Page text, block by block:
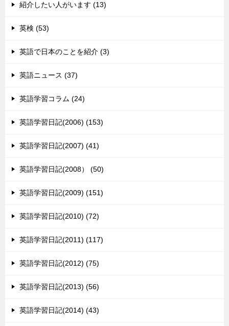
紹介したい人がいます (13)
英検 (53)
英語で日本のことを紹介 (3)
英語ニュース (37)
英語学習コラム (24)
英語学習日記(2006) (153)
英語学習日記(2007) (41)
英語学習日記(2008） (50)
英語学習日記(2009) (151)
英語学習日記(2010) (72)
英語学習日記(2011) (117)
英語学習日記(2012) (75)
英語学習日記(2013) (56)
英語学習日記(2014) (43)